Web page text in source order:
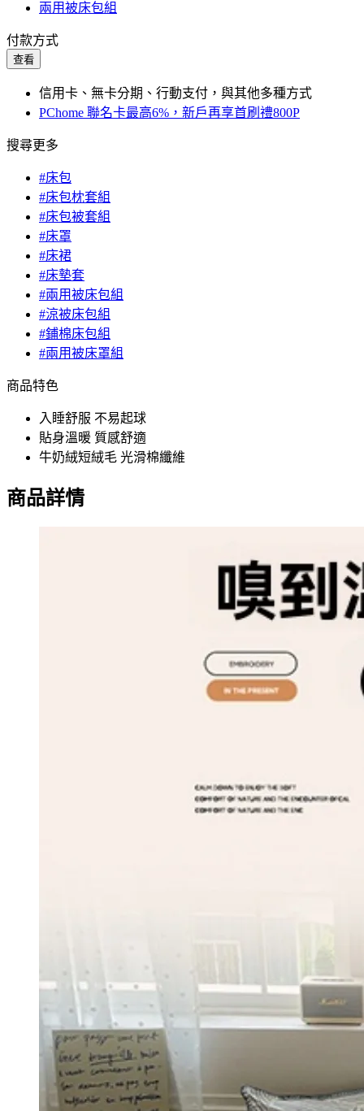
兩用被床包組
付款方式
查看
信用卡、無卡分期、行動支付，與其他多種方式
PChome 聯名卡最高6%，新戶再享首刷禮800P
搜尋更多
#床包
#床包枕套組
#床包被套組
#床罩
#床裙
#床墊套
#兩用被床包組
#涼被床包組
#鋪棉床包組
#兩用被床罩組
商品特色
入睡舒服 不易起球
貼身溫暖 質感舒適
牛奶絨短絨毛 光滑棉纖維
商品詳情